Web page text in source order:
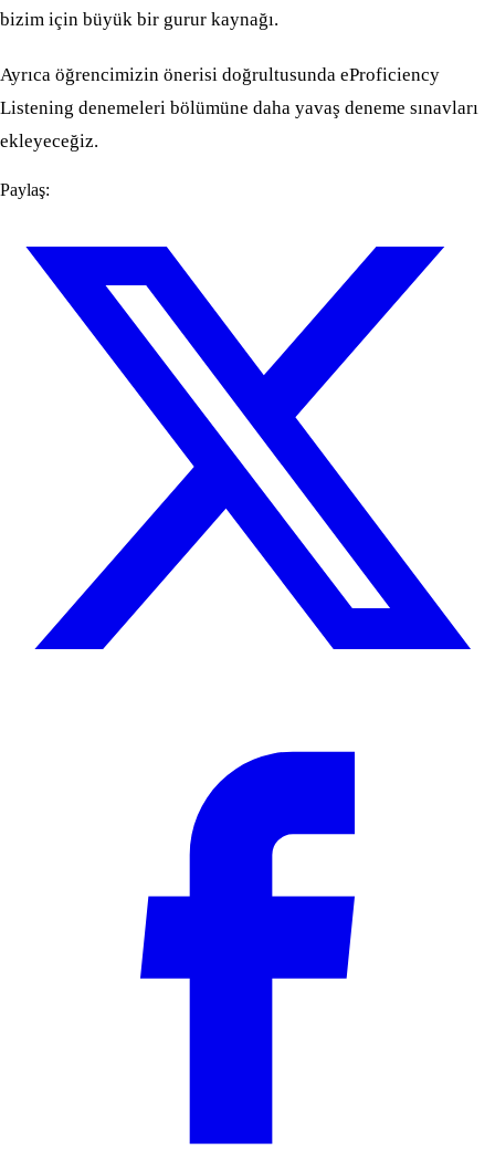
bizim için büyük bir gurur kaynağı.
Ayrıca öğrencimizin önerisi doğrultusunda eProficiency
Listening denemeleri bölümüne daha yavaş deneme sınavları
ekleyeceğiz.
Paylaş: